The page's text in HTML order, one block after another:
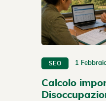
SEO 1
Calcolo